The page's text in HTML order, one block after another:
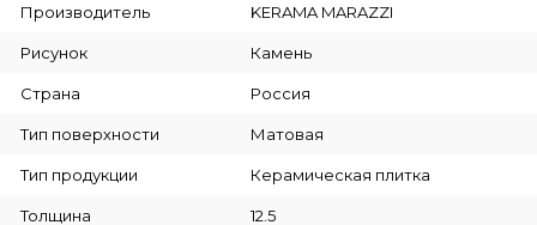
Производитель KERAMA MARAZZI
Рисунок Камень
Страна Россия
Тип поверхности Матовая
Тип продукции Керамическая плитка
Толщина 12.5